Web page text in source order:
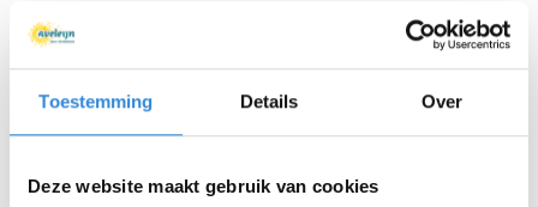
Toestemming Details Over
Deze website maakt gebruik van cookies
Voor wie
Voor ervaringsdeskundigen en mensen met een
coaches en verwanten.
En voor anderen die graag Prokkelduo-vrijwilliger
willen zijn.